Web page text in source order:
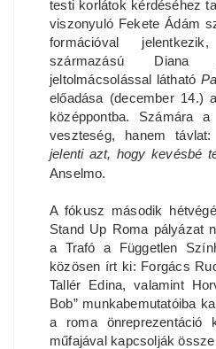
testi korlátok kérdéséhez
viszonyuló Fekete Ádám
formációval
származású Diana
jeltolmácsolással látható
előadása (december 14.)
középpontba. Számára a
veszteség, hanem távlat:
jelenti azt, hogy kevésbé
Anselmo.
A fókusz második
Stand Up Roma pályázat
a Trafó a Független
közösen írt ki: Forgács
Tallér Edina, valamint
Bob” munkabemutatóiba
a roma önreprezentáció
műfajával kapcsolják